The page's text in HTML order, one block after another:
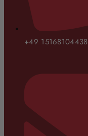
+49 15168104438